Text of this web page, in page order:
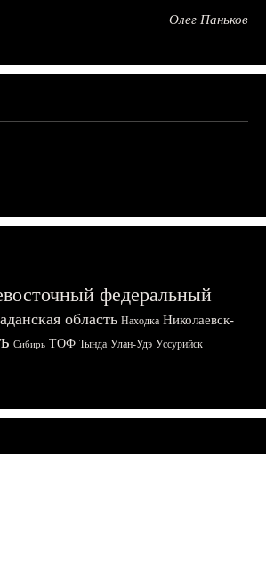
Олег Паньков
федеральный
область Находка Николаевск-
Сибирь ТОФ Тында Улан-Удэ Уссурийск